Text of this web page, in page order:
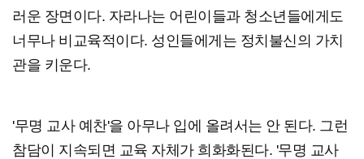
러운 장면이다. 자라나는 어린이들과 청소년들에게도
너무나 비교육적이다. 성인들에게는 정치불신의 가치
관을 키운다.
'무명 교사 예찬'을 아무나 입에 올려서는 안 된다. 그런
참담이 지속되면 교육 자체가 희화화된다. '무명 교사